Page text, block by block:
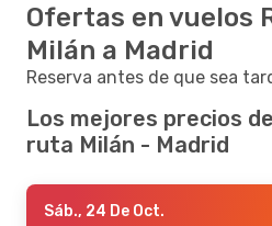
Ofertas en vuelos
Milán a Madrid
Reserva antes de que sea
Los mejores precios
ruta Milán - Madrid
Sáb., 24 De Oct.